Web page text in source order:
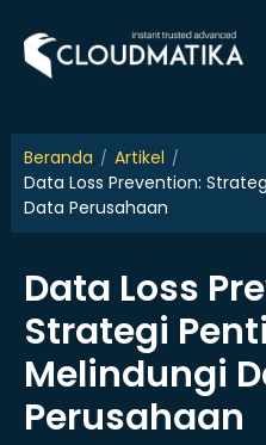
content
Beranda
Artikel
Data Loss Prevention:
Data Perusahaan
Data Loss
Strategi
Melindungi
Perusahaan